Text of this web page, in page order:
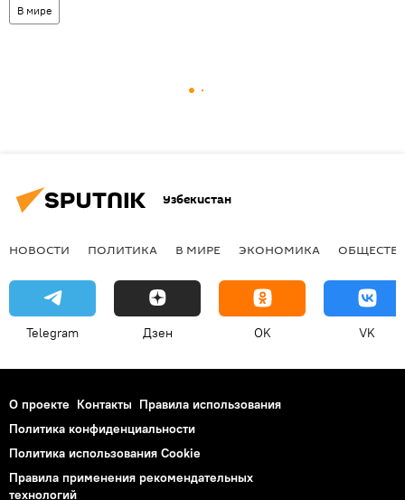
В мире
Узбекистан
НОВОСТИ ПОЛИТИКА В МИРЕ ЭКОНОМИКА
Telegram Дзен OK VK
О проекте Контакты Правила использования
Политика конфиденциальности
Политика использования Cookie
Правила применения рекомендательных
технологий